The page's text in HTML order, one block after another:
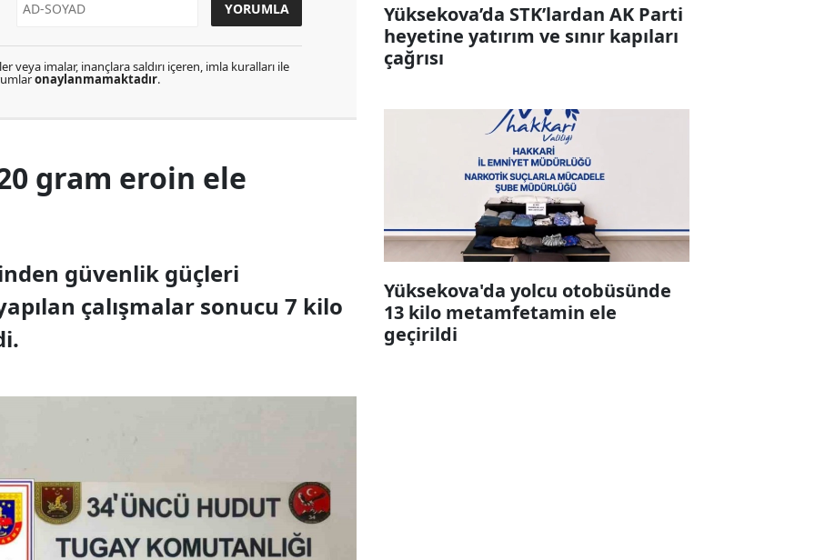
veya imalar, inançlara saldırı içeren, imla kuralları ile
onaylanmamaktadır.
gram eroin ele
güvenlik güçleri
çalışmalar sonucu 7 kilo
Yüksekova’da STK’lardan AK Parti
heyetine yatırım ve sınır kapıları
çağrısı
Yüksekova'da yolcu otobüsünde
13 kilo metamfetamin ele
geçirildi